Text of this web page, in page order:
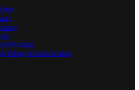
hàng
hàng
thông tin khách hàng